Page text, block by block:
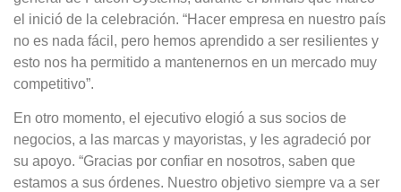
el inició de la celebración. “Hacer empresa en nuestro país
no es nada fácil, pero hemos aprendido a ser resilientes y
esto nos ha permitido a mantenernos en un mercado muy
competitivo”.
En otro momento, el ejecutivo elogió a sus socios de
negocios, a las marcas y mayoristas, y les agradeció por
su apoyo. “Gracias por confiar en nosotros, saben que
estamos a sus órdenes. Nuestro objetivo siempre va a ser